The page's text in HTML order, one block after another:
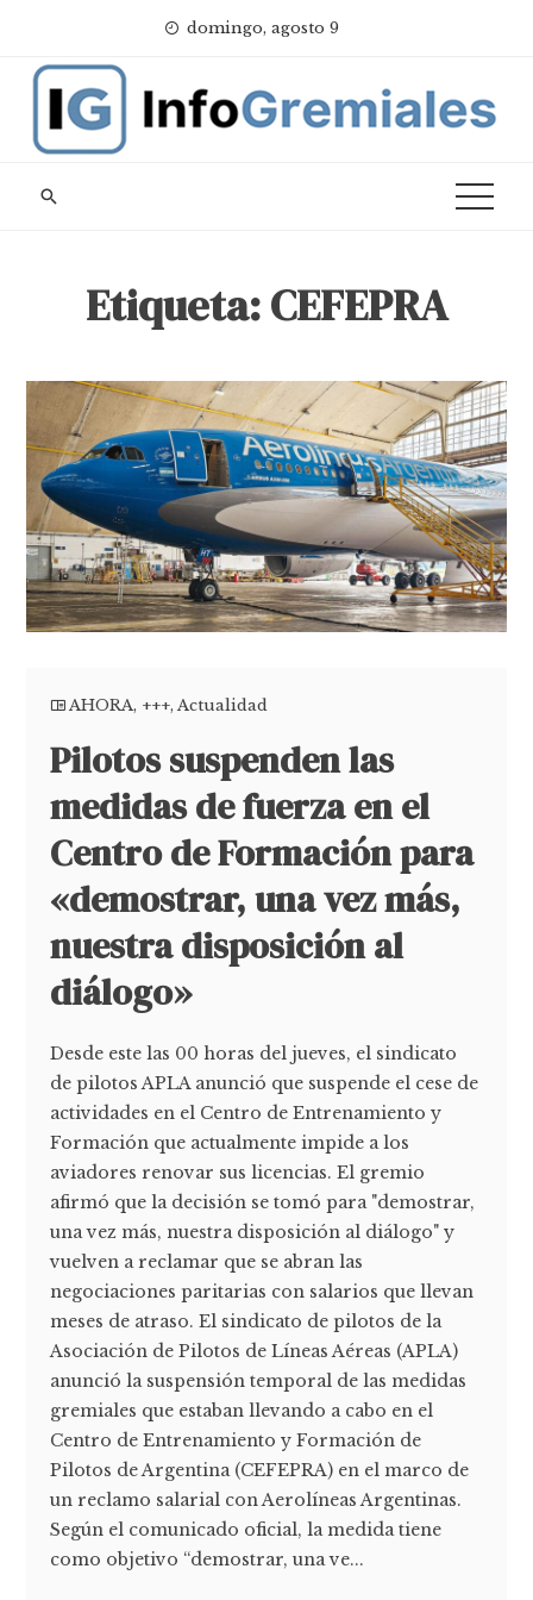
content
domingo, agosto 9
Etiqueta:CEFEPRA
AHORA, +++,Actualidad
Pilotos suspenden las
medidas de fuerza en el
Centro de Formación para
«demostrar, una vez más,
nuestra disposición al
diálogo»
Desde este las 00 horas del jueves, el sindicato
de pilotos APLA anunció que suspende el cese de
actividades en el Centro de Entrenamiento y
Formación que actualmente impide a los
aviadores renovar sus licencias. El gremio
afirmó que la decisión se tomó para "demostrar,
una vez más, nuestra disposición al diálogo" y
vuelven a reclamar que se abran las
negociaciones paritarias con salarios que llevan
meses de atraso. El sindicato de pilotos de la
Asociación de Pilotos de Líneas Aéreas (APLA)
anunció la suspensión temporal de las medidas
gremiales que estaban llevando a cabo en el
Centro de Entrenamiento y Formación de
Pilotos de Argentina (CEFEPRA) en el marco de
un reclamo salarial con Aerolíneas Argentinas.
Según el comunicado oficial, la medida tiene
como objetivo “demostrar, una ve...